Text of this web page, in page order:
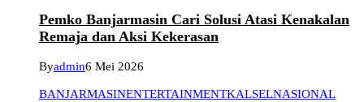
Pemko Banjarmasin Cari Solusi Atasi Kenakalan
Remaja dan Aksi Kekerasan
Byadmin6 Mei 2026
BANJARMASINENTERTAINMENTKALSELNASIONAL